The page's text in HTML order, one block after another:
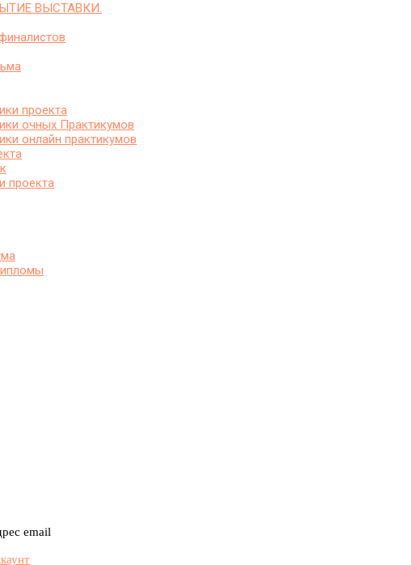
ВЫСТАВКИ.
проекта
очных Практикумов
онлайн практикумов
проекта
email